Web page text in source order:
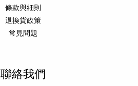
條款與細則
退換貨政策
常見問題
聯絡我們